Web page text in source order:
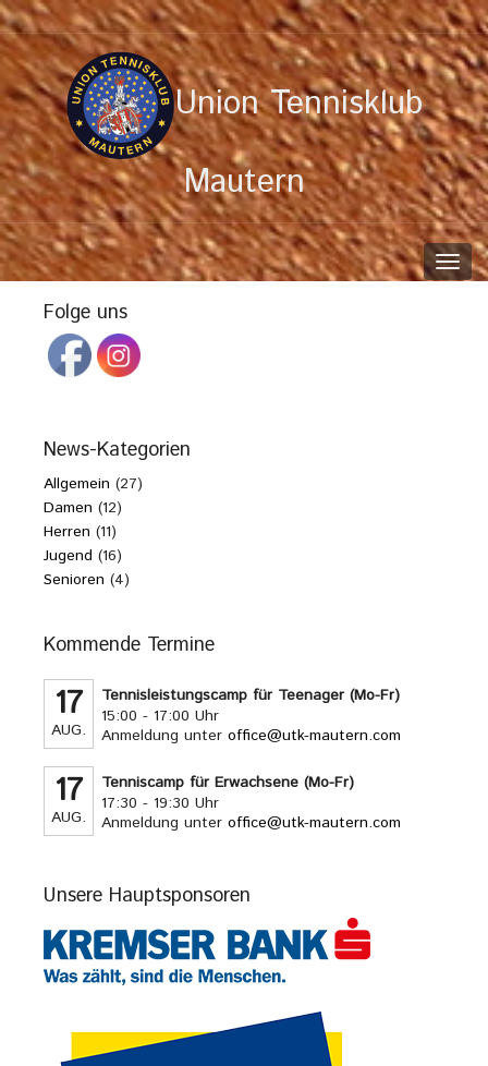
Union Tennisklub
Mautern
Folge uns
News-Kategorien
Allgemein (27)
Damen (12)
Herren (11)
Jugend (16)
Senioren (4)
Kommende Termine
17
AUG.
Tennisleistungscamp für Teenager (Mo-Fr)
15:00 - 17:00 Uhr
Anmeldung unteroffice@utk-mautern.com
17
AUG.
Tenniscamp für Erwachsene (Mo-Fr)
17:30 - 19:30 Uhr
Anmeldung unteroffice@utk-mautern.com
Unsere Hauptsponsoren